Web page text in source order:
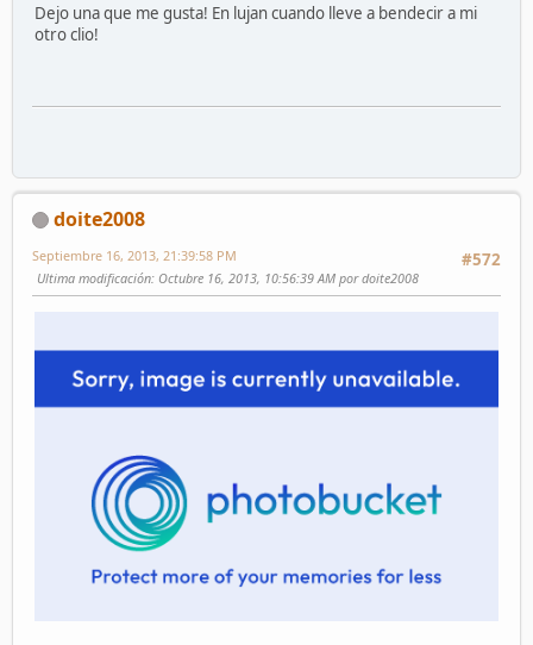
Dejo una que me gusta! En lujan cuando lleve a bendecir a mi
otro clio!
doite2008
#572
Septiembre 16, 2013, 21:39:58 PM
Ultima modificación: Octubre 16, 2013, 10:56:39 AM por doite2008